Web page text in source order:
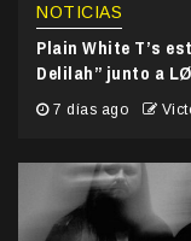
NOTICIAS
Plain White T’s
Delilah” junto a
7 días ago